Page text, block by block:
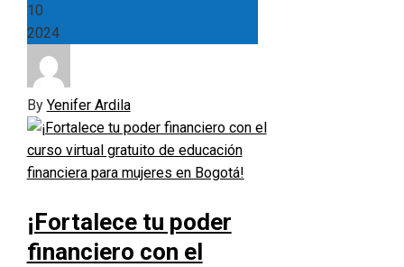
10
2024
By Yenifer Ardila
¡Fortalece tu poder
financiero con el